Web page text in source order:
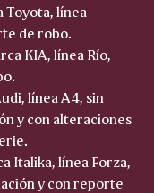
Toyota, línea
de robo.
KIA, línea Río,
línea A4, sin
y con alteraciones
Italika, línea Forza,
y con reporte